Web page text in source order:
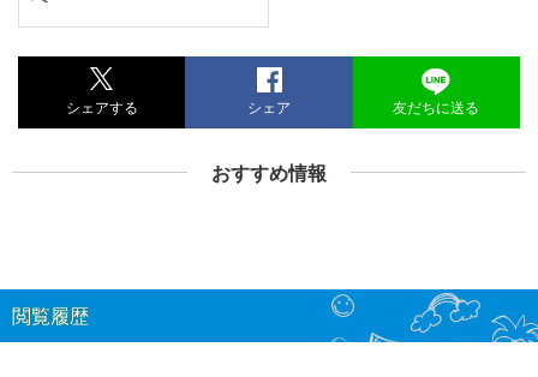
シェアする シェア 友だちに送る
おすすめ情報
閲覧履歴